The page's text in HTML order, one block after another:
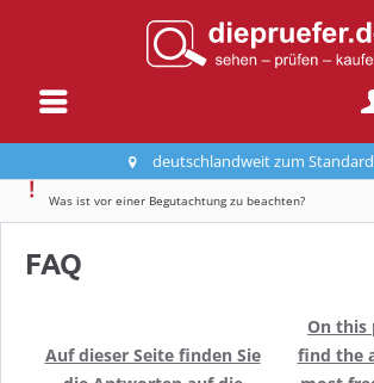
deutschlandweit zum
Was ist vor einer Begutachtung zu beachten?
FAQ
Auf dieser Seite finden Sie
On this
find the